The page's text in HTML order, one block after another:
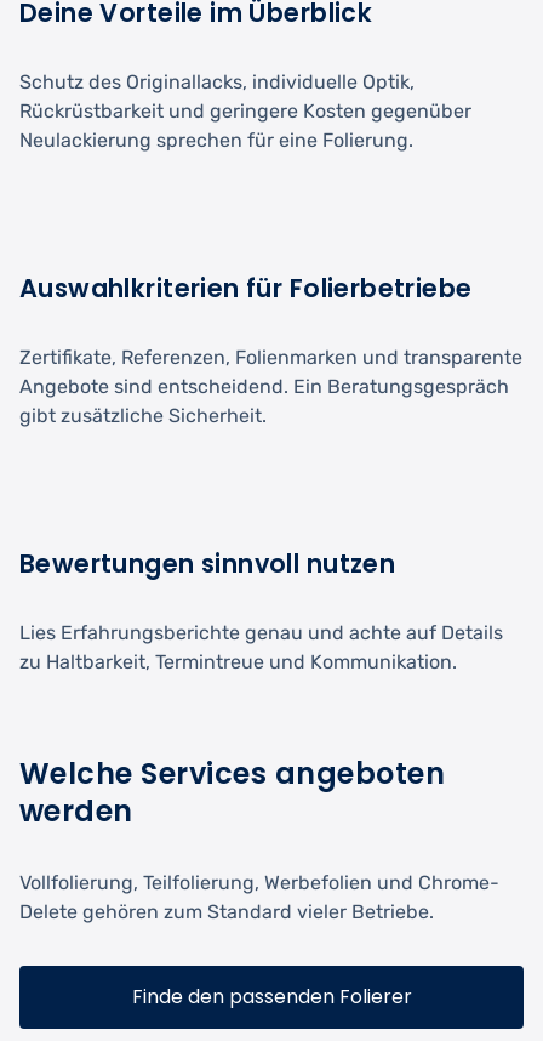
Deine Vorteile im Überblick
Schutz des Originallacks, individuelle Optik,
Rückrüstbarkeit und geringere Kosten gegenüber
Neulackierung sprechen für eine Folierung.
Auswahlkriterien für Folierbetriebe
Zertifikate, Referenzen, Folienmarken und transparente
Angebote sind entscheidend. Ein Beratungsgespräch
gibt zusätzliche Sicherheit.
Bewertungen sinnvoll nutzen
Lies Erfahrungsberichte genau und achte auf Details
zu Haltbarkeit, Termintreue und Kommunikation.
Welche Services angeboten
werden
Vollfolierung, Teilfolierung, Werbefolien und Chrome-
Delete gehören zum Standard vieler Betriebe.
Finde den passenden Folierer